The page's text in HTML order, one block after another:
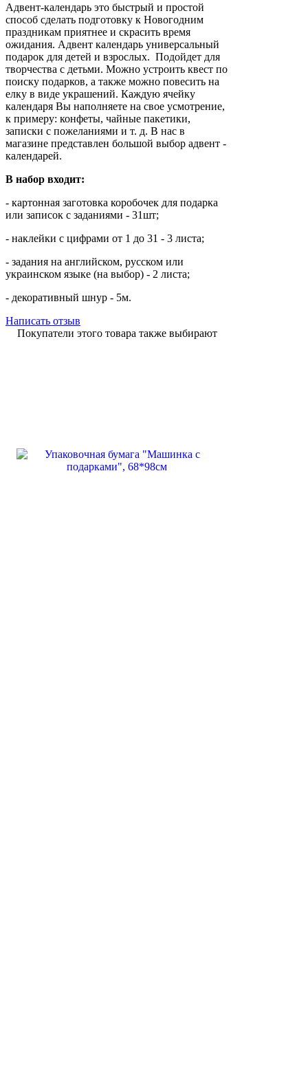
Адвент-календарь это быстрый и простой
способ сделать подготовку к Новогодним
праздникам приятнее и скрасить время
ожидания. Адвент календарь универсальный
подарок для детей и взрослых. Подойдет для
творчества с детьми. Можно устроить квест по
поиску подарков, а также можно повесить на
елку в виде украшений. Каждую ячейку
календаря Вы наполняете на свое усмотрение,
к примеру: конфеты, чайные пакетики,
записки с пожеланиями и т. д. В нас в
магазине представлен большой выбор адвент -
календарей.
В набор входит:
- картонная заготовка коробочек для подарка
или записок с заданиями - 31шт;
- наклейки с цифрами от 1 до 31 - 3 листа;
- задания на английском, русском или
украинском языке (на выбор) - 2 листа;
- декоративный шнур - 5м.
Написать отзыв
Покупатели этого товара также выбирают